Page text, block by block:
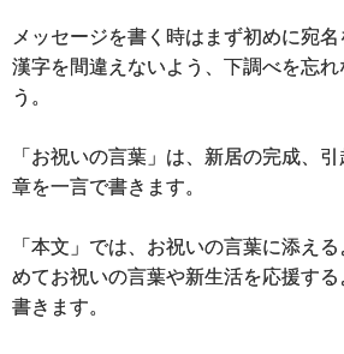
メッセージを書く時はまず初めに宛
漢字を間違えないよう、下調べを忘れ
う。
「お祝いの言葉」は、新居の完成、
章を一言で書きます。
「本文」では、お祝いの言葉に添え
めてお祝いの言葉や新生活を応援す
書きます。